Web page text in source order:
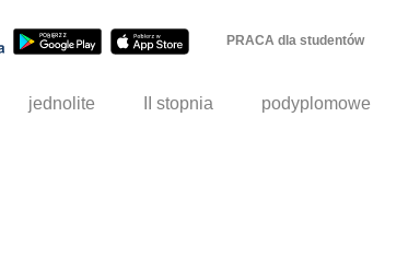
PRACA dla studentów
jednolite II stopnia podyplomowe